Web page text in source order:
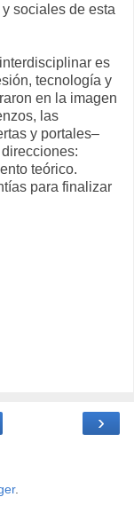
sociales de esta
es
tecnología y
en la imagen
las
y portales–
teórico.
para finalizar
›
.